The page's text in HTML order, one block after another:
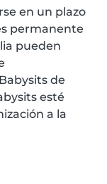
en un plazo
permanente
pueden
de
esté
a la